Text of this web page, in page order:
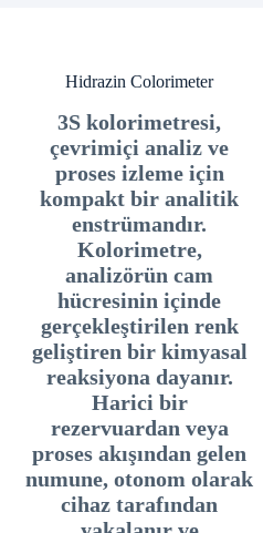
Hidrazin Colorimeter
3S kolorimetresi,
çevrimiçi analiz ve
proses izleme için
kompakt bir analitik
enstrümandır.
Kolorimetre,
analizörün cam
hücresinin içinde
gerçekleştirilen renk
geliştiren bir kimyasal
reaksiyona dayanır.
Harici bir
rezervuardan veya
proses akışından gelen
numune, otonom olarak
cihaz tarafından